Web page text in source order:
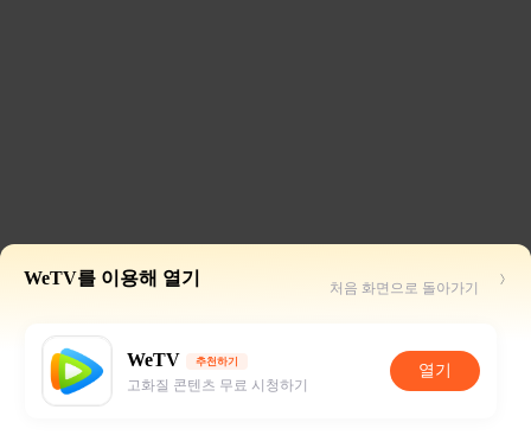
WeTV를 이용해 열기 처음 화면으로 돌아가기
WeTV 추천하기
고화질 콘텐츠 무료 시청하기
열기